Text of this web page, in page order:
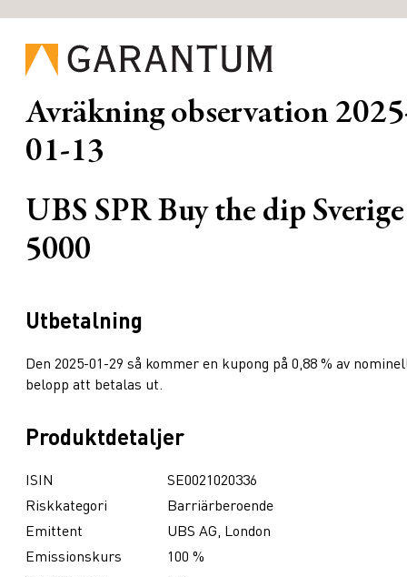
Avräkning observation
01-13
UBS SPR Buy the dip Sverige
5000
Utbetalning
Den 2025-01-29 så kommer en kupong på 0,88 % av
belopp att betalas ut.
Produktdetaljer
ISIN
SE0021020336
Riskkategori
Barriärberoende
Emittent
UBS AG, London
Emissionskurs
100 %